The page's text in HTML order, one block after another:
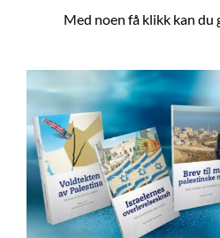
Med noen få klikk kan du